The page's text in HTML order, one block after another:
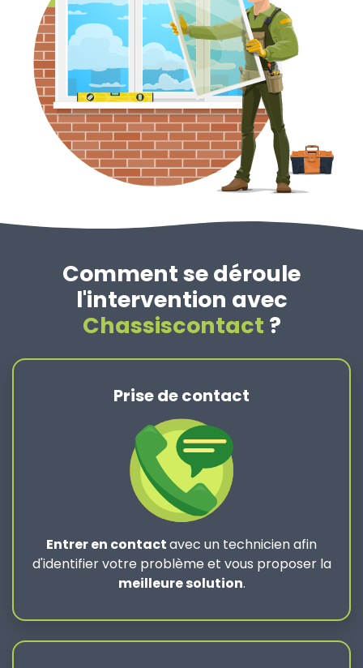
Comment se déroule
l'intervention avec
Chassiscontact ?
Prise de contact
Entrer en contactavec un technicien afin
d'identifier votre problème et vous proposer la
meilleure solution.